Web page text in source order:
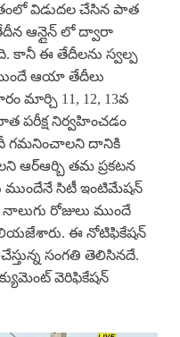
విడుదల చేసిన పాత
ఆన్లైన్ లో ద్వారా
కానీ ఈ తేదీలను స్వల్ప
ఆయా తేదీలు
మార్చి 11, 12, 13వ
పరీక్ష నిర్వహించడం
గమనించాలని దానికి
ఆర్ఆర్బి తమ ప్రకటన
ముందేనే సిటీ ఇంటిమేషన్
రోజులు ముందే
ఈ నోటిఫికేషన్
సంగతి తెలిసినదే.
వెరిఫికేషన్